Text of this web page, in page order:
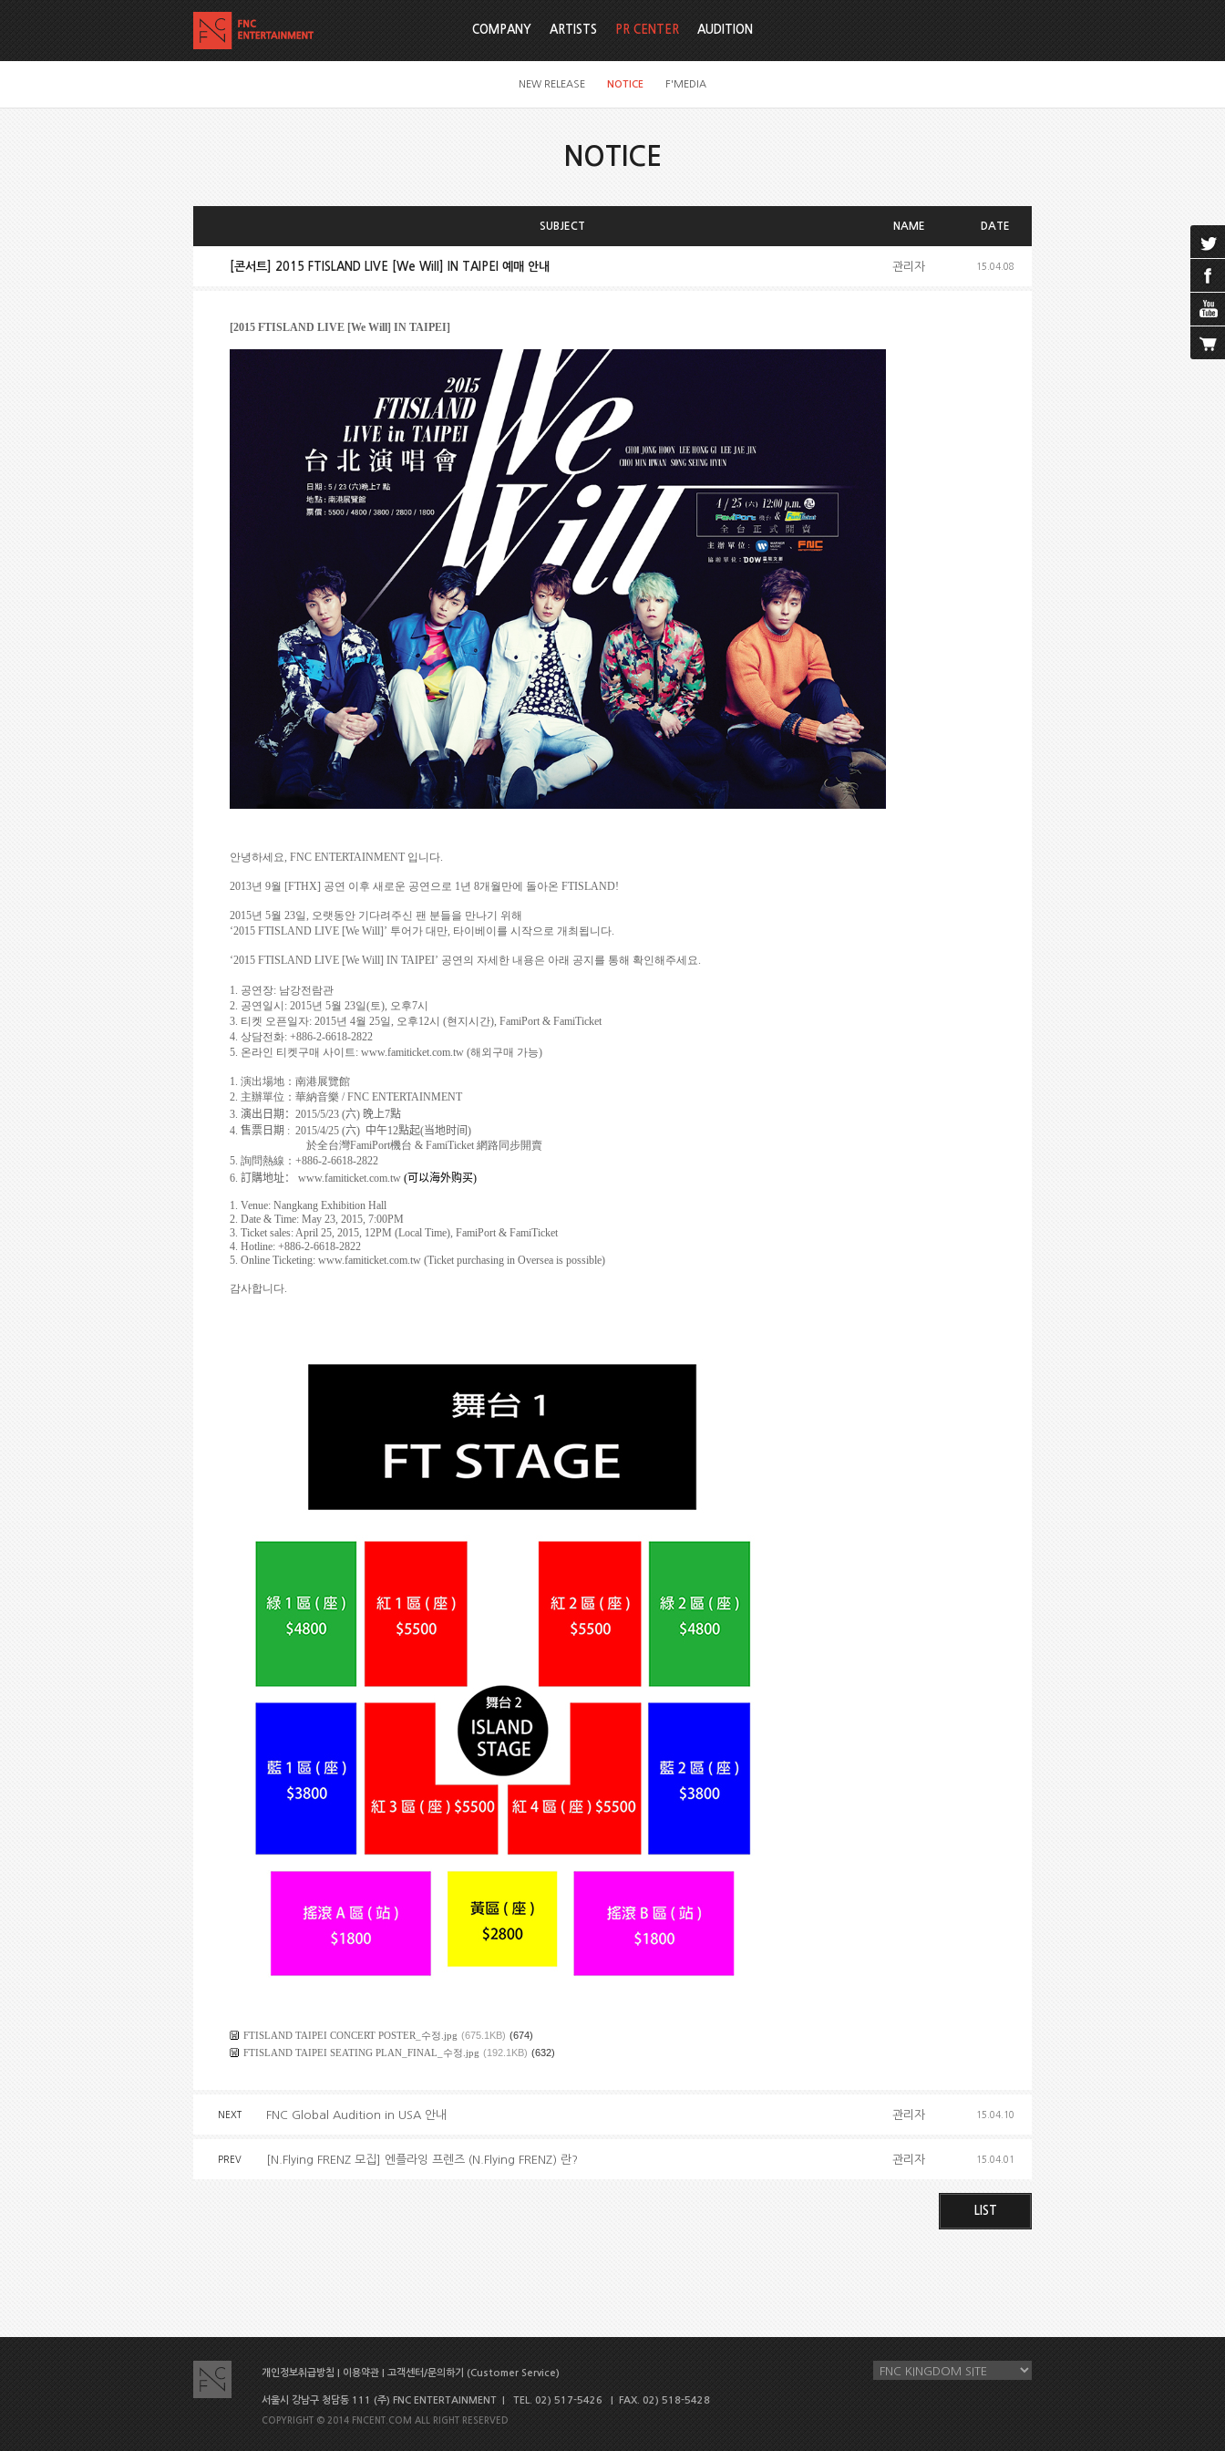
COMPANY ARTISTS PR CENTER
NEW RELEASE NOTICE F'MEDIA
AUDITION
NOTICE
SUBJECT NAME DATE
[콘서트] 2015 FTISLAND LIVE [We Will] IN TAIPEI 예매 안내 관리자 15.04.08
[2015 FTISLAND LIVE [We Will] IN TAIPEI]
안녕하세요, FNC ENTERTAINMENT 입니다.
2013년 9월 [FTHX] 공연 이후 새로운 공연으로 1년 8개월만에 돌아온 FTISLAND!
2015년 5월 23일 , 오랫동안 기다려주신 팬 분들을 만나기 위해
‘2015 FTISLAND LIVE [We Will]’ 투어가 대만, 타이베이를 시작으로 개최됩니다.
‘2015 FTISLAND LIVE [We Will] IN TAIPEI’ 공연의 자세한 내용은 아래 공지를 통해 확인해주세요.
1. 공연장: 남강전람관
2. 공연일시 : 2015년 5월 23일 (토), 오후7시
3. 티켓 오픈일자: 2015년 4월 25일 , 오후12시 (현지시간), FamiPort & FamiTicket
4. 상담전화: +886-2-6618-2822
5. 온라인 티켓구매 사이트: www.famiticket.com.tw (해외구매 가능)
1. 演出場地 ： 南港展覽館
2. 主辦單位 ： 華納音樂 / FNC ENTERTAINMENT
3. 演出日期 ： 2015/5/23 (六) 晚上7點
4. 售票日期 : 2015/4/25 (六) 中午12點起(当地时间 )
於全台灣FamiPort機台 & FamiTicket 網路同步開賣
5. 詢問熱線 ： +886-2-6618-2822
6. 訂購地址： www.famiticket.com.tw (可以海外购买)
1. Venue: Nangkang Exhibition Hall
2. Date & Time: May 23, 2015, 7:00PM
3. Ticket sales: April 25, 2015, 12PM (Local Time), FamiPort & FamiTicket
4. Hotline: +886-2-6618-2822
5. Online Ticketing: www.famiticket.com.tw (Ticket purchasing in Oversea is possible)
감사합니다.
FTISLAND TAIPEI CONCERT POSTER_수정.jpg (675.1KB) (674)
FTISLAND TAIPEI SEATING PLAN_FINAL_수정.jpg (192.1KB) (632)
NEXT FNC Global Audition in USA 안내 관리자 15.04.10
PREV [N.Flying FRENZ 모집] 엔플라잉 프렌즈 (N.Flying FRENZ) 란? 관리자 15.04.01
LIST
개인정보취급방침 이용약관 고객센터/문의하기 (Customer Service)
서울시 강남구 청담동 111 (주) FNC ENTERTAINMENT | TEL. 02) 517-5426 | FAX. 02) 518-5428
COPYRIGHT © 2014 FNCENT.COM ALL RIGHT RESERVED